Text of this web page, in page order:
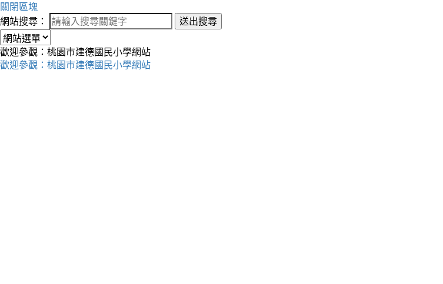
關閉區塊
網站搜尋：
送出搜尋
歡迎參觀：桃園市建德國民小學網站
歡迎參觀：桃園市建德國民小學網站